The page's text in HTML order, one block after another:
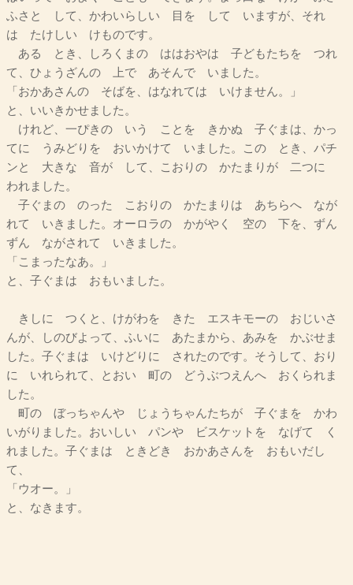
ふさと して、かわいらしい 目を して いますが、それ
は たけしい けものです。
ある とき、しろくまの ははおやは 子どもたちを つれ
て、ひょうざんの 上で あそんで いました。
「おかあさんの そばを、はなれては いけません。」
と、いいきかせました。
けれど、一ぴきの いう ことを きかぬ 子ぐまは、かっ
てに うみどりを おいかけて いました。この とき、パチ
ンと 大きな 音が して、こおりの かたまりが 二つに
われました。
子ぐまの のった こおりの かたまりは あちらへ なが
れて いきました。オーロラの かがやく 空の 下を、ずん
ずん ながされて いきました。
「こまったなあ。」
と、子ぐまは おもいました。
きしに つくと、けがわを きた エスキモーの おじいさ
んが、しのびよって、ふいに あたまから、あみを かぶせま
した。子ぐまは いけどりに されたのです。そうして、おり
に いれられて、とおい 町の どうぶつえんへ おくられま
した。
町の ぼっちゃんや じょうちゃんたちが 子ぐまを かわ
いがりました。おいしい パンや ビスケットを なげて く
れました。子ぐまは ときどき おかあさんを おもいだし
て、
「ウオー。」
と、なきます。